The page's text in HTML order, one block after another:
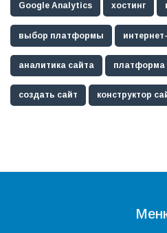
Google Analytics хостинг
выбор платформы
аналитика сайта платформа
создать сайт конструктор